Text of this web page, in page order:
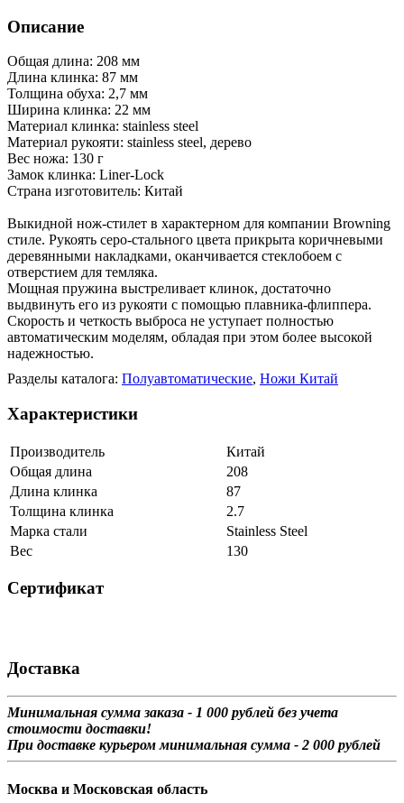
Описание
Общая длина: 208 мм
Длина клинка: 87 мм
Толщина обуха: 2,7 мм
Ширина клинка: 22 мм
Материал клинка: stainless steel
Материал рукояти: stainless steel, дерево
Вес ножа: 130 г
Замок клинка: Liner-Lock
Страна изготовитель: Китай
Выкидной нож-стилет в характерном для компании Browning
стиле. Рукоять серо-стального цвета прикрыта коричневыми
деревянными накладками, оканчивается стеклобоем с
отверстием для темляка.
Мощная пружина выстреливает клинок, достаточно
выдвинуть его из рукояти с помощью плавника-флиппера.
Скорость и четкость выброса не уступает полностью
автоматическим моделям, обладая при этом более высокой
надежностью.
Разделы каталога: Полуавтоматические, Ножи Китай
Характеристики
Производитель
Китай
Общая длина
208
Длина клинка
87
Толщина клинка
2.7
Марка стали
Stainless Steel
Вес
130
Сертификат
Доставка
Минимальная сумма заказа - 1 000 рублей без учета
стоимости доставки!
При доставке курьером минимальная сумма - 2 000 рублей
Москва и Московская область